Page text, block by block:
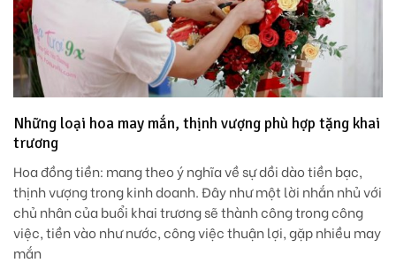
Những loại hoa may mắn, thịnh vượng phù hợp tặng khai
trương
Hoa đồng tiền: mang theo ý nghĩa về sự dồi dào tiền bạc,
thịnh vượng trong kinh doanh. Đây như một lời nhắn nhủ với
chủ nhân của buổi khai trương sẽ thành công trong công
việc, tiền vào như nước, công việc thuận lợi, gặp nhiều may
mắn